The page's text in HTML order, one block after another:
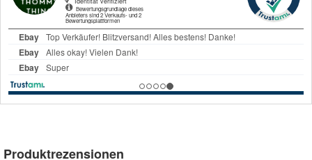
Produktrezensionen